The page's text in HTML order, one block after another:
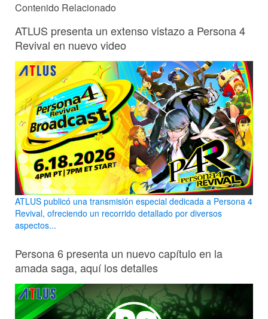
Contenido Relacionado
ATLUS presenta un extenso vistazo a Persona 4
Revival en nuevo video
ATLUS publicó una transmisión especial dedicada a Persona 4
Revival, ofreciendo un recorrido detallado por diversos
aspectos...
Persona 6 presenta un nuevo capítulo en la
amada saga, aquí los detalles